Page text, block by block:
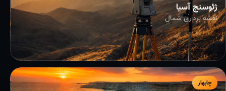
ژئوسنج آسیا
نقشه برداری شمال
چابهار